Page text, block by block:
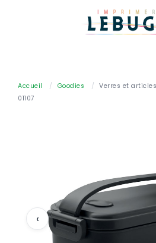
BASIQUE
Dépliants
Affiches
CONTACT
Accueil / Goodies / Verres et
01107
‹